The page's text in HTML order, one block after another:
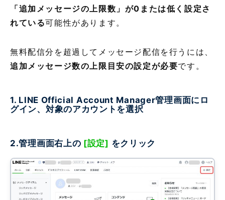
「追加メッセージの上限数」が0または低く設定さ
れている可能性があります。
無料配信分を超過してメッセージ配信を行うには、
追加メッセージ数の上限目安の設定が必要です。
1. LINE Official Account Manager管理画面にロ
グイン、対象のアカウントを選択
2.管理画面右上の [設定] をクリック